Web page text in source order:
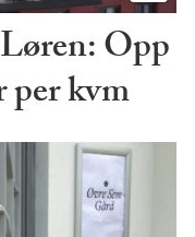
Opp
per kvm